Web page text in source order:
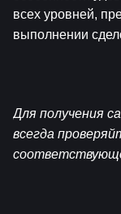
всех уровней,
выполнении
Для получения
всегда